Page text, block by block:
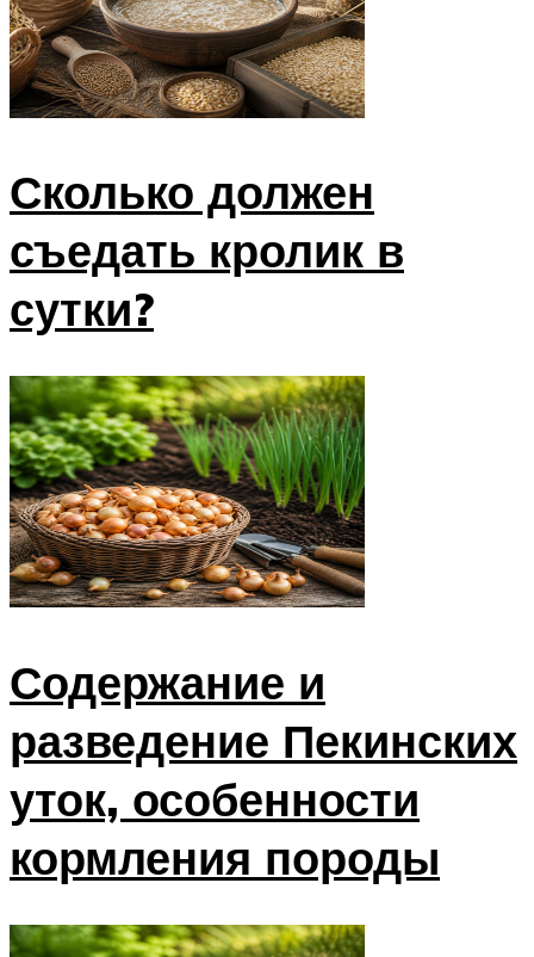
Сколько должен
съедать кролик в
сутки?
Содержание и
разведение Пекинских
уток, особенности
кормления породы